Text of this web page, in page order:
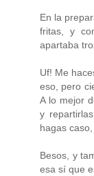
En la
fritas, y
apartaba
Uf! Me
eso, pero
A lo mejor
y
hagas
Besos, y
esa sí que